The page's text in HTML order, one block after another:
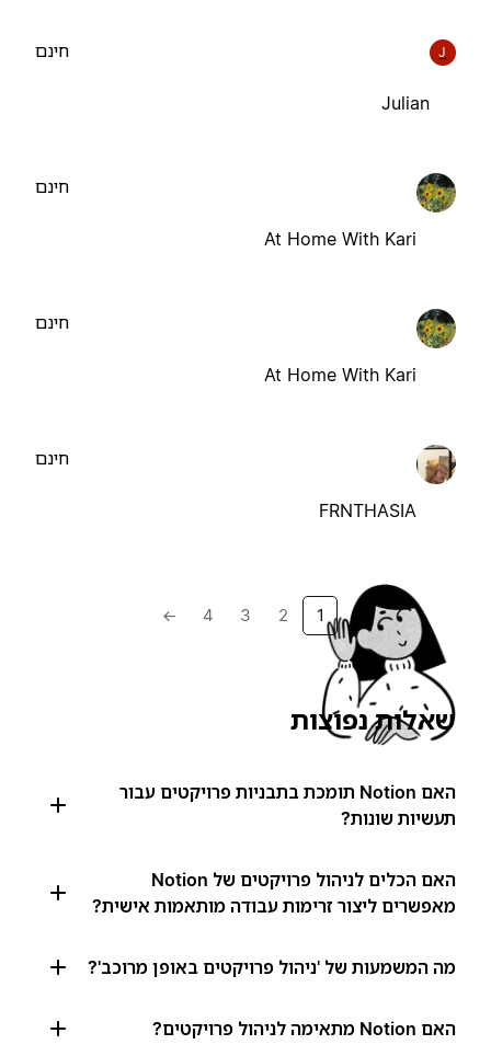
J
Julian
חינם
At Home With Kari
חינם
At Home With Kari
חינם
FRNTHASIA
חינם
1
2
3
4
→
שאלות נפוצות
האם Notion תומכת בתבניות פרויקטים עבור
תעשיות שונות?
האם הכלים לניהול פרויקטים של Notion
מאפשרים ליצור זרימות עבודה מותאמות אישית?
מה המשמעות של 'ניהול פרויקטים באופן מרוכב'?
האם Notion מתאימה לניהול פרויקטים?